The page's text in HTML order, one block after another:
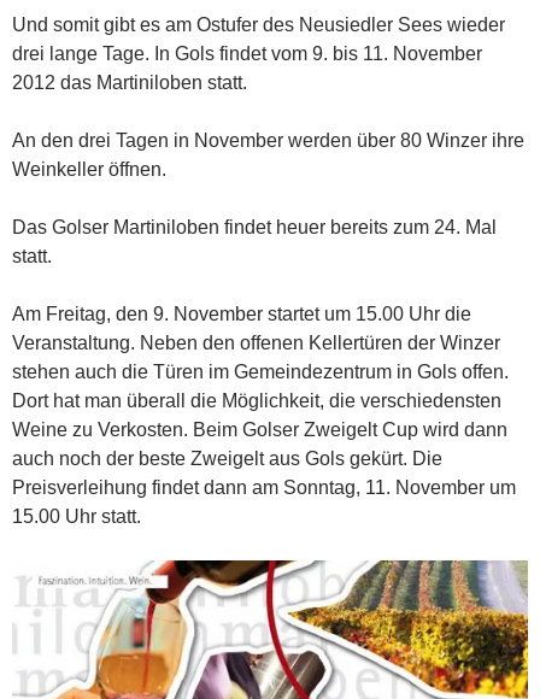
Und somit gibt es am Ostufer des Neusiedler Sees wieder
drei lange Tage. In Gols findet vom 9. bis 11. November
2012 das Martiniloben statt.
An den drei Tagen in November werden über 80 Winzer ihre
Weinkeller öffnen.
Das Golser Martiniloben findet heuer bereits zum 24. Mal
statt.
Am Freitag, den 9. November startet um 15.00 Uhr die
Veranstaltung. Neben den offenen Kellertüren der Winzer
stehen auch die Türen im Gemeindezentrum in Gols offen.
Dort hat man überall die Möglichkeit, die verschiedensten
Weine zu Verkosten. Beim Golser Zweigelt Cup wird dann
auch noch der beste Zweigelt aus Gols gekürt. Die
Preisverleihung findet dann am Sonntag, 11. November um
15.00 Uhr statt.